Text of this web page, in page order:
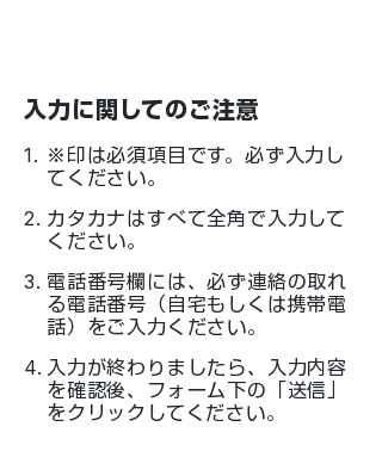
​入力に関してのご注意
1.
※印は必須項目です。必ず入力し
てください。
2. カタカナはすべて全角で入力して
ください。
3. 電話番号欄には、必ず連絡の取れ
る電話番号（自宅もしくは携帯電
話）をご入力ください。
4. 入力が終わりましたら、入力内容
を確認後、フォーム下の「送信」
をクリックしてください。